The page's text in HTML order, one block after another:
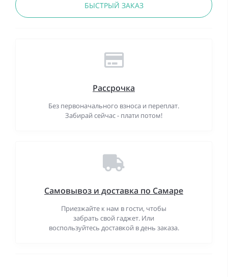
БЫСТРЫЙ ЗАКАЗ
Рассрочка
Без первоначального взноса и переплат.
Забирай сейчас - плати потом!
Самовывоз и доставка по Самаре
Приезжайте к нам в гости, чтобы
забрать свой гаджет. Или
воспользуйтесь доставкой в день заказа.